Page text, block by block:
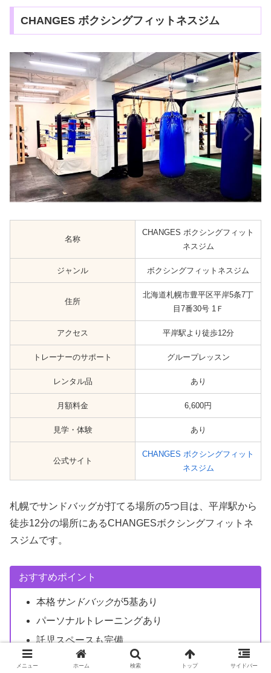
CHANGES ボクシングフィットネスジム
名称
CHANGES ボクシングフィット
ネスジム
ジャンル ボクシングフィットネスジム
住所
北海道札幌市豊平区平岸5条7丁
目7番30号 1Ｆ
アクセス 平岸駅より徒歩12分
トレーナーのサポート グループレッスン
レンタル品 あり
月額料金 6,600円
見学・体験 あり
公式サイト
CHANGES ボクシングフィット
ネスジム
札幌でサンドバッグが打てる場所の5つ目は、平岸駅から
徒歩12分の場所にあるCHANGESボクシングフィットネ
スジムです。
おすすめポイント
本格サンドバックが5基あり
パーソナルトレーニングあり
託児スペースも完備
メニュー ホーム 検索 トップ サイドバー